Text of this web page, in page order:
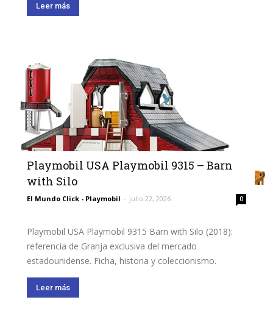
Leer más
Playmobil USA Playmobil 9315 – Barn
with Silo
El Mundo Click - Playmobil - julio 22, 2026 0
Playmobil USA Playmobil 9315 Barn with Silo (2018):
referencia de Granja exclusiva del mercado
estadounidense. Ficha, historia y coleccionismo.
Leer más